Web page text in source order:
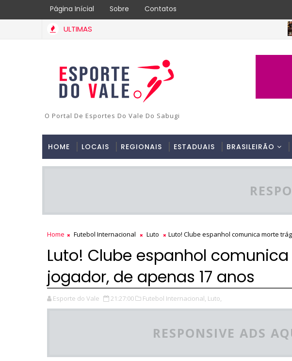
Página Inícial Sobre Contatos
ULTIMAS
O Portal De Esportes Do Vale Do Sabugi
HOME LOCAIS REGIONAIS ESTADUAIS BRASILEIRÃO
Home Futebol Internacional Luto Luto! Clube espanhol comunica morte
Luto! Clube espanhol
jogador, de apenas 17 anos
Esporte do Vale 21:27:00 Futebol Internacional, Luto,
RESPONSIVE ADS